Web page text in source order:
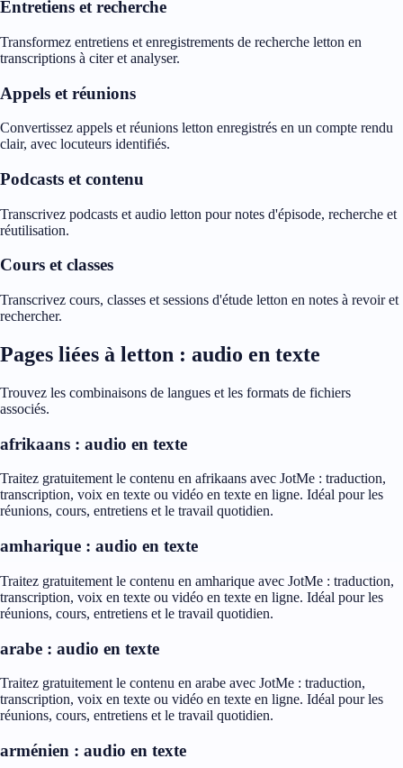
Entretiens et recherche
Transformez entretiens et enregistrements de recherche letton en
transcriptions à citer et analyser.
Appels et réunions
Convertissez appels et réunions letton enregistrés en un compte rendu
clair, avec locuteurs identifiés.
Podcasts et contenu
Transcrivez podcasts et audio letton pour notes d'épisode, recherche et
réutilisation.
Cours et classes
Transcrivez cours, classes et sessions d'étude letton en notes à revoir et
rechercher.
Pages liées à letton : audio en texte
Trouvez les combinaisons de langues et les formats de fichiers
associés.
afrikaans : audio en texte
Traitez gratuitement le contenu en afrikaans avec JotMe : traduction,
transcription, voix en texte ou vidéo en texte en ligne. Idéal pour les
réunions, cours, entretiens et le travail quotidien.
amharique : audio en texte
Traitez gratuitement le contenu en amharique avec JotMe : traduction,
transcription, voix en texte ou vidéo en texte en ligne. Idéal pour les
réunions, cours, entretiens et le travail quotidien.
arabe : audio en texte
Traitez gratuitement le contenu en arabe avec JotMe : traduction,
transcription, voix en texte ou vidéo en texte en ligne. Idéal pour les
réunions, cours, entretiens et le travail quotidien.
arménien : audio en texte